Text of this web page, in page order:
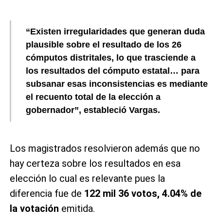
“Existen irregularidades que generan duda
plausible sobre el resultado de los 26
cómputos distritales, lo que trasciende a
los resultados del cómputo estatal… para
subsanar esas inconsistencias es mediante
el recuento total de la elección a
gobernador”, estableció Vargas.
Los magistrados resolvieron además que no
hay certeza sobre los resultados en esa
elección lo cual es relevante pues la
diferencia fue de 122 mil 36 votos, 4.04% de
la votación emitida.